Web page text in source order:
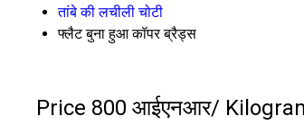
तांबे की लचीली चोटी
फ्लैट बुना हुआ कॉपर ब्रैड्स
Price 800 आईएनआर/